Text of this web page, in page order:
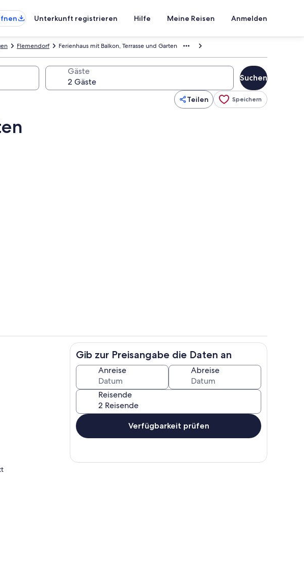
Unterkunft registrieren Hilfe Meine Reisen Anmelden
Ferienhaus mit Balkon, Terrasse und Garten
Flemendorf
Gäste
Suchen
Teilen Speichern
Flur mit Treppe ins Dachgeschoss Wohnbereich
Gib zur Preisangabe die Daten an
Anreise Abreise
Reisende
Verfügbarkeit prüfen